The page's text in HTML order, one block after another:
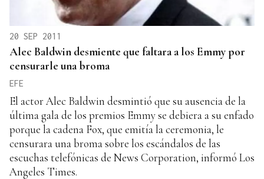
20 SEP 2011
Alec Baldwin desmiente que faltara a los Emmy por
censurarle una broma
EFE
El actor Alec Baldwin desmintió que su ausencia de la
última gala de los premios Emmy se debiera a su enfado
porque la cadena Fox, que emitía la ceremonia, le
censurara una broma sobre los escándalos de las
escuchas telefónicas de News Corporation, informó Los
Angeles Times.